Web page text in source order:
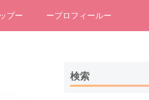
プー ープロフィールー
検索